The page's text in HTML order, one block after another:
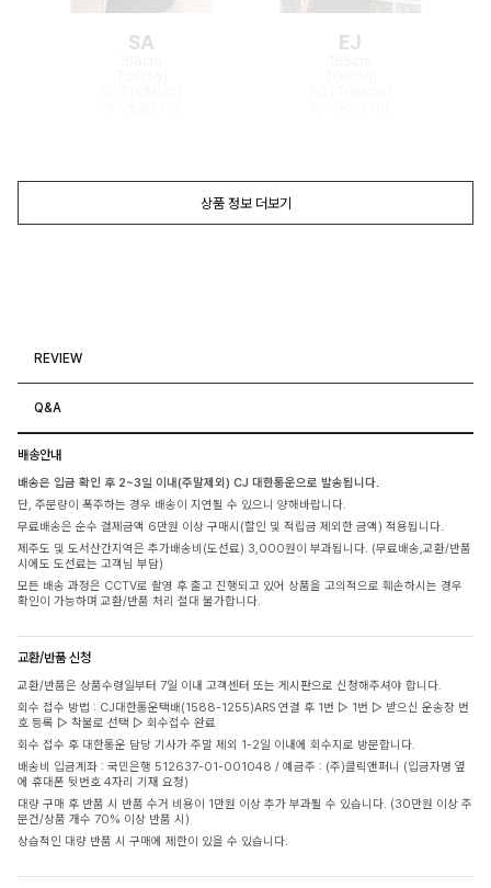
SA EJ
상품 정보 더보기
REVIEW
Q&A
배송안내
배송은 입금 확인 후 2~3일 이내(주말제외) CJ 대한통운으로 발송됩니다.
단, 주문량이 폭주하는 경우 배송이 지연될 수 있으니 양해바랍니다.
무료배송은 순수 결제금액 6만원 이상 구매시(할인 및 적립금 제외한 금액) 적용됩니다.
제주도 및 도서산간지역은 추가배송비(도선료) 3,000원이 부과됩니다. (무료배송,교환/반품
시에도 도선료는 고객님 부담)
모든 배송 과정은 CCTV로 촬영 후 출고 진행되고 있어 상품을 고의적으로 훼손하시는 경우
확인이 가능하며 교환/반품 처리 절대 불가합니다.
교환/반품 신청
교환/반품은 상품수령일부터 7일 이내 고객센터 또는 게시판으로 신청해주셔야 합니다.
회수 접수 방법 : CJ대한통운택배(1588-1255)ARS 연결 후 1번 ▷ 1번 ▷ 받으신 운송장 번
호 등록 ▷ 착불로 선택 ▷ 회수접수 완료
회수 접수 후 대한통운 담당 기사가 주말 제외 1-2일 이내에 회수지로 방문합니다.
배송비 입금계좌 : 국민은행 512637-01-001048 / 예금주 : (주)클릭앤퍼니 (입금자명 옆
에 휴대폰 뒷번호 4자리 기재 요청)
대량 구매 후 반품 시 반품 수거 비용이 1만원 이상 추가 부과될 수 있습니다. (30만원 이상 주
문건/상품 개수 70% 이상 반품 시)
상습적인 대량 반품 시 구매에 제한이 있을 수 있습니다.